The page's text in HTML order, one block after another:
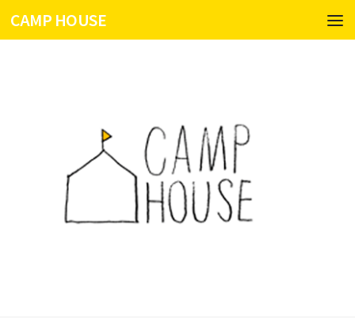
コンテンツへスキップ
CAMP HOUSE